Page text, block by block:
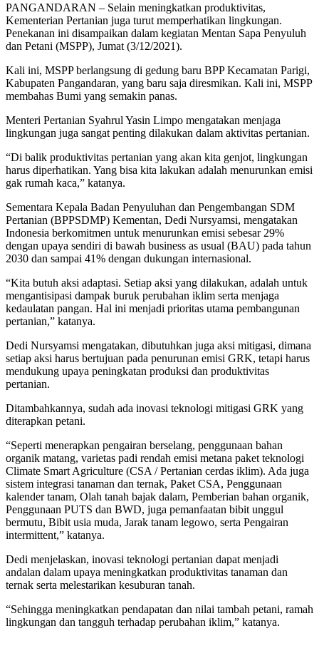
PANGANDARAN – Selain meningkatkan produktivitas,
Kementerian Pertanian juga turut memperhatikan lingkungan.
Penekanan ini disampaikan dalam kegiatan Mentan Sapa Penyuluh
dan Petani (MSPP), Jumat (3/12/2021).
Kali ini, MSPP berlangsung di gedung baru BPP Kecamatan Parigi,
Kabupaten Pangandaran, yang baru saja diresmikan. Kali ini, MSPP
membahas Bumi yang semakin panas.
Menteri Pertanian Syahrul Yasin Limpo mengatakan menjaga
lingkungan juga sangat penting dilakukan dalam aktivitas pertanian.
“Di balik produktivitas pertanian yang akan kita genjot, lingkungan
harus diperhatikan. Yang bisa kita lakukan adalah menurunkan emisi
gak rumah kaca,” katanya.
Sementara Kepala Badan Penyuluhan dan Pengembangan SDM
Pertanian (BPPSDMP) Kementan, Dedi Nursyamsi, mengatakan
Indonesia berkomitmen untuk menurunkan emisi sebesar 29%
dengan upaya sendiri di bawah business as usual (BAU) pada tahun
2030 dan sampai 41% dengan dukungan internasional.
“Kita butuh aksi adaptasi. Setiap aksi yang dilakukan, adalah untuk
mengantisipasi dampak buruk perubahan iklim serta menjaga
kedaulatan pangan. Hal ini menjadi prioritas utama pembangunan
pertanian,” katanya.
Dedi Nursyamsi mengatakan, dibutuhkan juga aksi mitigasi, dimana
setiap aksi harus bertujuan pada penurunan emisi GRK, tetapi harus
mendukung upaya peningkatan produksi dan produktivitas
pertanian.
Ditambahkannya, sudah ada inovasi teknologi mitigasi GRK yang
diterapkan petani.
“Seperti menerapkan pengairan berselang, penggunaan bahan
organik matang, varietas padi rendah emisi metana paket teknologi
Climate Smart Agriculture (CSA / Pertanian cerdas iklim). Ada juga
sistem integrasi tanaman dan ternak, Paket CSA, Penggunaan
kalender tanam, Olah tanah bajak dalam, Pemberian bahan organik,
Penggunaan PUTS dan BWD, juga pemanfaatan bibit unggul
bermutu, Bibit usia muda, Jarak tanam legowo, serta Pengairan
intermittent,” katanya.
Dedi menjelaskan, inovasi teknologi pertanian dapat menjadi
andalan dalam upaya meningkatkan produktivitas tanaman dan
ternak serta melestarikan kesuburan tanah.
“Sehingga meningkatkan pendapatan dan nilai tambah petani, ramah
lingkungan dan tangguh terhadap perubahan iklim,” katanya.